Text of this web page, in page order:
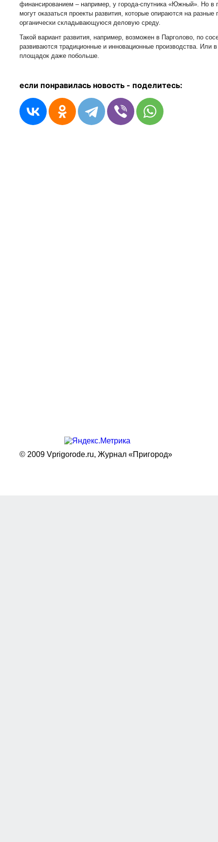
финансированием – например, у города-спутника «Южный». Но в
могут оказаться проекты развития, которые опираются на
органически складывающуюся деловую среду.
Такой вариант развития, например, возможен в Парголово, по
развиваются традиционные и инновационные производства. Или
площадок даже побольше.
если понравилась новость - поделитесь:
© 2009 Vprigorode.ru, Журнал «Пригород»